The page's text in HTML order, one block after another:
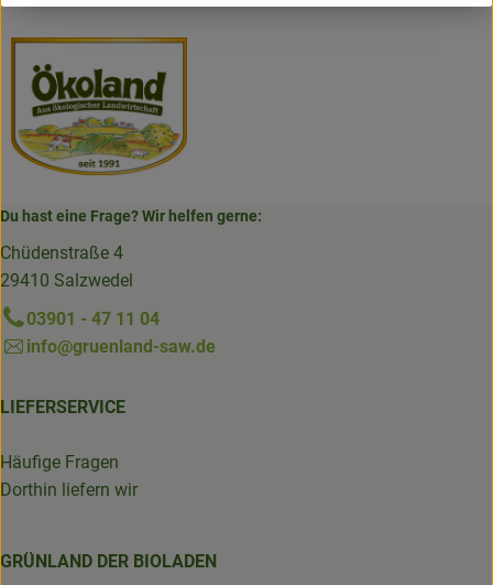
Du hast eine Frage? Wir helfen gerne:
Chüdenstraße 4
29410 Salzwedel
03901 - 47 11 04
info@gruenland-saw.de
LIEFERSERVICE
Häufige Fragen
Dorthin liefern wir
GRÜNLAND DER BIOLADEN